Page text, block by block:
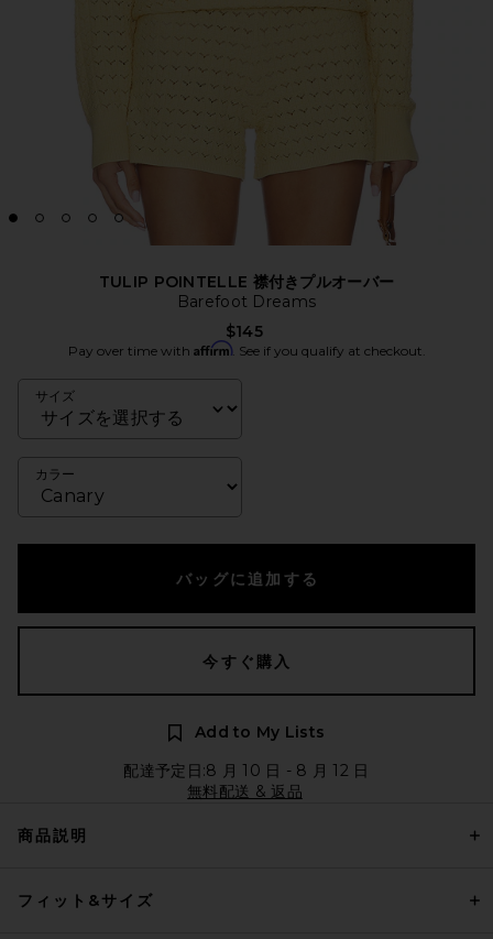
TULIP POINTELLE 襟付きプルオーバー
Barefoot Dreams
$145
Pay over time with Affirm. See if you qualify at checkout.
サイズ
カラー
バッグに追加する
今すぐ購入
Add to My Lists
配達予定日:8 月 10 日 - 8 月 12 日
無料配送 & 返品
商品説明
フィット&サイズ